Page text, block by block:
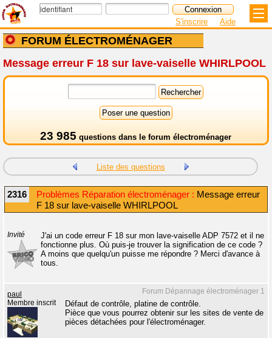
FORUM ÉLECTROMÉNAGER
S'inscrire Aide
Message erreur F 18 sur lave-vaiselle WHIRLPOOL
23 985 questions dans le forum électroménager
Liste des questions
2316 Problèmes Réparation électroménager : Message erreur
F 18 sur lave-vaiselle WHIRLPOOL
Invité
J'ai un code erreur F 18 sur mon lave-vaiselle ADP 7572 et il ne
fonctionne plus. Où puis-je trouver la signification de ce code ?
A moins que quelqu'un puisse me répondre ? Merci d'avance à
tous.
Forum Dépannage électroménager 1
paul
Membre inscrit
Défaut de contrôle, platine de contrôle.
Pièce que vous pourrez obtenir sur les sites de vente de
pièces détachées pour l'électroménager.